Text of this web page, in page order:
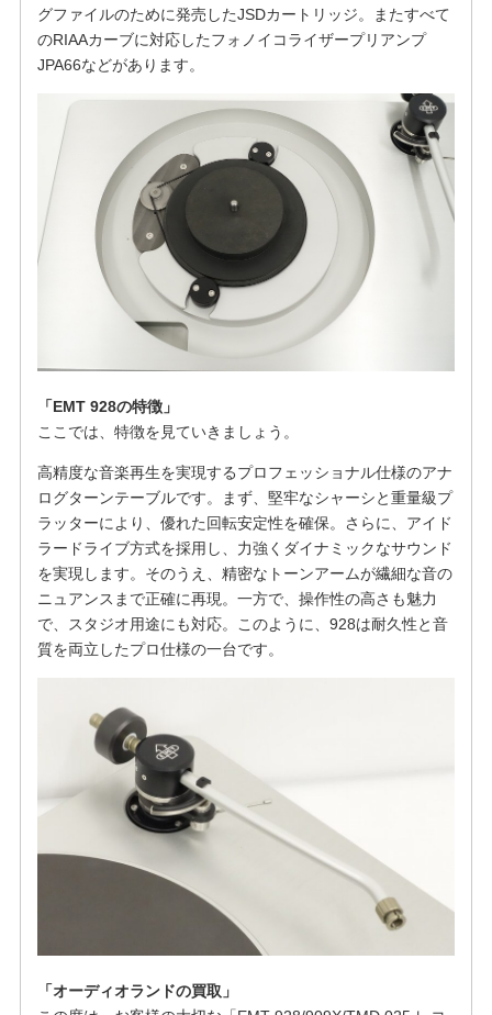
グファイルのために発売したJSDカートリッジ。またすべて
のRIAAカーブに対応したフォノイコライザープリアンプ
JPA66などがあります。
「EMT 928の特徴」
ここでは、特徴を見ていきましょう。
高精度な音楽再生を実現するプロフェッショナル仕様のアナ
ログターンテーブルです。まず、堅牢なシャーシと重量級プ
ラッターにより、優れた回転安定性を確保。さらに、アイド
ラードライブ方式を採用し、力強くダイナミックなサウンド
を実現します。そのうえ、精密なトーンアームが繊細な音の
ニュアンスまで正確に再現。一方で、操作性の高さも魅力
で、スタジオ用途にも対応。このように、928は耐久性と音
質を両立したプロ仕様の一台です。
「オーディオランドの買取」